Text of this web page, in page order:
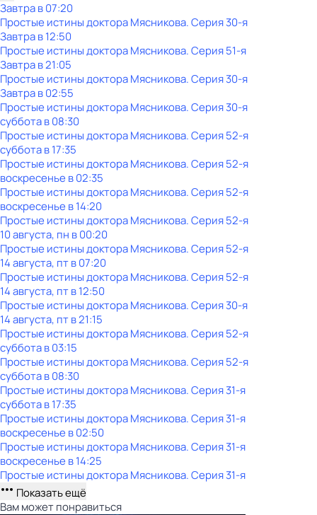
Завтра в 07:20
Простые истины доктора Мясникова. Серия 30-я
Завтра в 12:50
Простые истины доктора Мясникова. Серия 51-я
Завтра в 21:05
Простые истины доктора Мясникова. Серия 30-я
Завтра в 02:55
Простые истины доктора Мясникова. Серия 30-я
субботав08:30
Простые истины доктора Мясникова. Серия 52-я
субботав17:35
Простые истины доктора Мясникова. Серия 52-я
воскресенье в02:35
Простые истины доктора Мясникова. Серия 52-я
воскресенье в14:20
Простые истины доктора Мясникова. Серия 52-я
10 августа, пн в 00:20
Простые истины доктора Мясникова. Серия 52-я
14 августа, пт в 07:20
Простые истины доктора Мясникова. Серия 52-я
14 августа, пт в 12:50
Простые истины доктора Мясникова. Серия 30-я
14 августа, пт в 21:15
Простые истины доктора Мясникова. Серия 52-я
субботав03:15
Простые истины доктора Мясникова. Серия 52-я
субботав08:30
Простые истины доктора Мясникова. Серия 31-я
субботав17:35
Простые истины доктора Мясникова. Серия 31-я
воскресенье в02:50
Простые истины доктора Мясникова. Серия 31-я
воскресенье в14:25
Простые истины доктора Мясникова. Серия 31-я
Показать ещё
Вам может понравиться